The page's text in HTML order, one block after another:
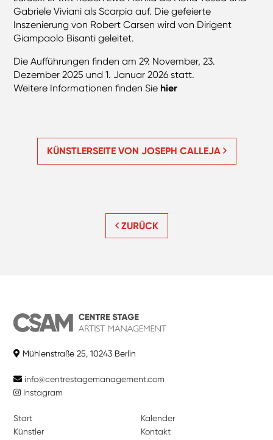
Gabriele Viviani als Scarpia auf. Die gefeierte
Inszenierung von Robert Carsen wird von Dirigent
Giampaolo Bisanti geleitet.
Die Aufführungen finden am 29. November, 23.
Dezember 2025 und 1. Januar 2026 statt.
Weitere Informationen finden Sie hier
KÜNSTLERSEITE VON JOSEPH CALLEJA
ZURÜCK
Mühlenstraße 25, 10243 Berlin
info@centrestagemanagement.com
Instagram
Start
Künstler
Kalender
Kontakt